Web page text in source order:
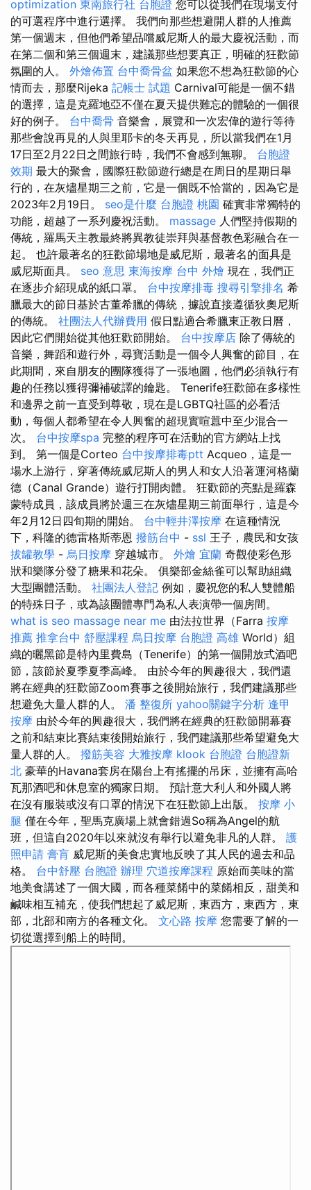
optimization 東南旅行社 台胞證 您可以從我們在現場支付
的可選程序中進行選擇。 我們向那些想避開人群的人推薦
第一個週末，但他們希望品嚐威尼斯人的最大慶祝活動，而
在第二個和第三個週末，建議那些想要真正，明確的狂歡節
氛圍的人。 外燴佈置 台中喬骨盆 如果您不想為狂歡節的心
情而去，那麼Rijeka 記帳士 試題 Carnival可能是一個不錯
的選擇，這是克羅地亞不僅在夏天提供難忘的體驗的一個很
好的例子。 台中喬骨 音樂會，展覽和一次宏偉的遊行等待
那些會說再見的人與里耶卡的冬天再見，所以當我們在1月
17日至2月22日之間旅行時，我們不會感到無聊。 台胞證
效期 最大的聚會，國際狂歡節遊行總是在周日的星期日舉
行的，在灰燼星期三之前，它是一個既不恰當的，因為它是
2023年2月19日。 seo是什麼 台胞證 桃園 確實非常獨特的
功能，超越了一系列慶祝活動。 massage 人們堅持假期的
傳統，羅馬天主教最終將異教徒崇拜與基督教色彩融合在一
起。 也許最著名的狂歡節場地是威尼斯，最著名的面具是
威尼斯面具。 seo 意思 東海按摩 台中 外燴 現在，我們正
在逐步介紹現成的紙口罩。 台中按摩排毒 搜尋引擎排名 希
臘最大的節日基於古董希臘的傳統，據說直接遵循狄奧尼斯
的傳統。 社團法人代辦費用 假日點適合希臘東正教日曆，
因此它們開始從其他狂歡節開始。 台中按摩店 除了傳統的
音樂，舞蹈和遊行外，尋寶活動是一個令人興奮的節目，在
此期間，來自朋友的團隊獲得了一張地圖，他們必須執行有
趣的任務以獲得彌補破譯的鑰匙。 Tenerife狂歡節在多樣性
和邊界之前一直受到尊敬，現在是LGBTQ社區的必看活
動，每個人都希望在令人興奮的超現實喧囂中至少混合一
次。 台中按摩spa 完整的程序可在活動的官方網站上找
到。 第一個是Corteo 台中按摩排毒ptt Acqueo，這是一
場水上游行，穿著傳統威尼斯人的男人和女人沿著運河格蘭
德（Canal Grande）遊行打開肉體。 狂歡節的亮點是羅森
蒙特成員，該成員將於週三在灰燼星期三前面舉行，這是今
年2月12日四旬期的開始。 台中輕井澤按摩 在這種情況
下，科隆的德雷格斯蒂恩 撥筋台中 - ssl 王子，農民和女孩
拔罐教學 - 烏日按摩 穿越城市。 外燴 宜蘭 奇觀使彩色形
狀和樂隊分發了糖果和花朵。 俱樂部金絲雀可以幫助組織
大型團體活動。 社團法人登記 例如，慶祝您的私人雙體船
的特殊日子，或為該團體專門為私人表演帶一個房間。
what is seo massage near me 由法拉世界（Farra 按摩
推薦 推拿台中 舒壓課程 烏日按摩 台胞證 高雄 World）組
織的曬黑節是特內里費島（Tenerife）的第一個開放式酒吧
節，該節於夏季夏季高峰。 由於今年的興趣很大，我們還
將在經典的狂歡節Zoom賽事之後開始旅行，我們建議那些
想避免大量人群的人。 潘 整復所 yahoo關鍵字分析 逢甲
按摩 由於今年的興趣很大，我們將在經典的狂歡節開幕賽
之前和結束比賽結束後開始旅行，我們建議那些希望避免大
量人群的人。 撥筋美容 大雅按摩 klook 台胞證 台胞證新
北 豪華的Havana套房在陽台上有搖擺的吊床，並擁有高哈
瓦那酒吧和休息室的獨家日期。 預計意大利人和外國人將
在沒有服裝或沒有口罩的情況下在狂歡節上出版。 按摩 小
腿 僅在今年，聖馬克廣場上就會錯過So稱為Angel的航
班，但這自2020年以來就沒有舉行以避免非凡的人群。 護
照申請 膏肓 威尼斯的美食忠實地反映了其人民的過去和品
格。 台中舒壓 台胞證 辦理 穴道按摩課程 原始而美味的當
地美食講述了一個大國，而各種菜餚中的菜餚相反，甜美和
鹹味相互補充，使我們想起了威尼斯，東西方，東西方，東
部，北部和南方的各種文化。 文心路 按摩 您需要了解的一
切從選擇到船上的時間。